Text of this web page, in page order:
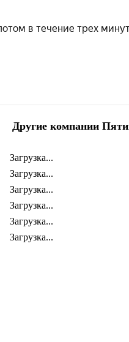
Другие компании
Загрузка...
Загрузка...
Загрузка...
Загрузка...
Загрузка...
Загрузка...